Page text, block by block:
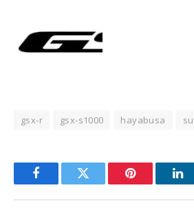
gsx-r gsx-s1000 hayabusa
FacebookTwitter Pinterest